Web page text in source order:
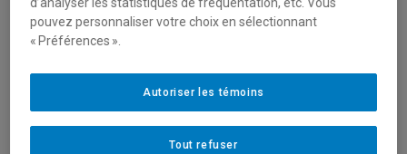
Contact us
Postal Address
Non-Credit Language Courses
Pavillon B, Local B-3405
pouvez personnaliser votre choix en sélectionnant
« Préférences ».
Tout refuser
Autoriser les témoins